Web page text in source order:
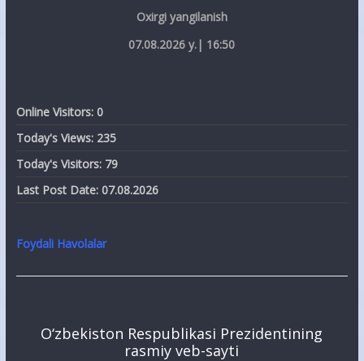
Oxirgi yangilanish
07.08.2026 y.| 16:50
Online Visitors: 0
Today's Views: 235
Today's Visitors: 79
Last Post Date: 07.08.2026
Foydali Havolalar
O‘zbekiston Respublikasi Prezidentining
rasmiy veb-sayti